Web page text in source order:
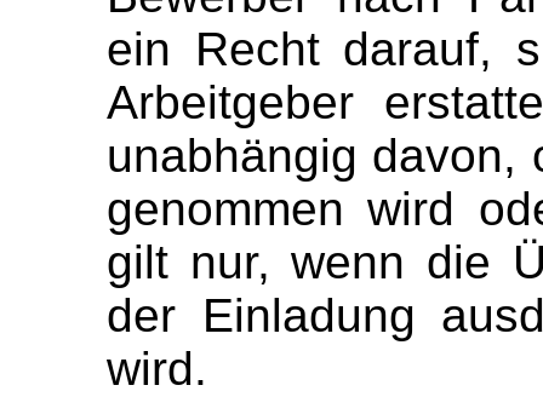
ein Recht darauf,
Arbeitgeber
unabhängig davon,
genommen wird
gilt nur, wenn die
der Einladung
wird.